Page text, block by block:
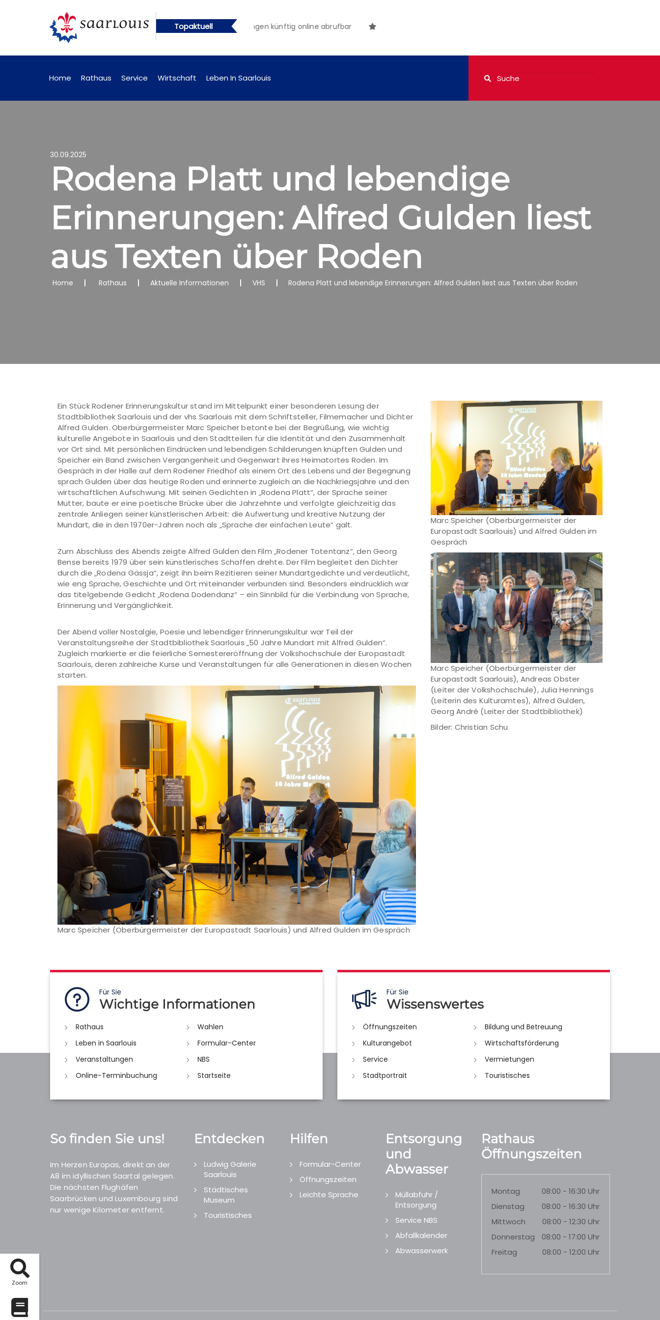
Zoom
Topaktuell
künftig online abrufbar Öffentliche Bekanntmachungen künftig online abrufbar
Home Rathaus Service Wirtschaft Leben In Saarlouis
30.09.2025
Rodena Platt und lebendige
Erinnerungen: Alfred Gulden liest
aus Texten über Roden
Home Rathaus Aktuelle Informationen VHS Rodena Platt und lebendige Erinnerungen: Alfred Gulden liest aus Texten über Roden
Ein Stück Rodener Erinnerungskultur stand im Mittelpunkt einer besonderen Lesung der
Stadtbibliothek Saarlouis und der vhs Saarlouis mit dem Schriftsteller, Filmemacher und Dichter
Alfred Gulden. Oberbürgermeister Marc Speicher betonte bei der Begrüßung, wie wichtig
kulturelle Angebote in Saarlouis und den Stadtteilen für die Identität und den Zusammenhalt
vor Ort sind. Mit persönlichen Eindrücken und lebendigen Schilderungen knüpften Gulden und
Speicher ein Band zwischen Vergangenheit und Gegenwart ihres Heimatortes Roden. Im
Gespräch in der Halle auf dem Rodener Friedhof als einem Ort des Lebens und der Begegnung
sprach Gulden über das heutige Roden und erinnerte zugleich an die Nachkriegsjahre und den
wirtschaftlichen Aufschwung. Mit seinen Gedichten in „Rodena Platt“, der Sprache seiner
Mutter, baute er eine poetische Brücke über die Jahrzehnte und verfolgte gleichzeitig das
zentrale Anliegen seiner künstlerischen Arbeit: die Aufwertung und kreative Nutzung der
Mundart, die in den 1970er-Jahren noch als „Sprache der einfachen Leute“ galt.
Zum Abschluss des Abends zeigte Alfred Gulden den Film „Rodener Totentanz“, den Georg
Bense bereits 1979 über sein künstlerisches Schaffen drehte. Der Film begleitet den Dichter
durch die „Rodena Gässja“, zeigt ihn beim Rezitieren seiner Mundartgedichte und verdeutlicht,
wie eng Sprache, Geschichte und Ort miteinander verbunden sind. Besonders eindrücklich war
das titelgebende Gedicht „Rodena Dodendanz“ – ein Sinnbild für die Verbindung von Sprache,
Erinnerung und Vergänglichkeit.
Der Abend voller Nostalgie, Poesie und lebendiger Erinnerungskultur war Teil der
Veranstaltungsreihe der Stadtbibliothek Saarlouis „50 Jahre Mundart mit Alfred Gulden“.
Zugleich markierte er die feierliche Semestereröffnung der Volkshochschule der Europastadt
Saarlouis, deren zahlreiche Kurse und Veranstaltungen für alle Generationen in diesen Wochen
starten.
Marc Speicher (Oberbürgermeister der Europastadt Saarlouis) und Alfred Gulden im Gespräch
Marc Speicher (Oberbürgermeister der
Europastadt Saarlouis) und Alfred Gulden im
Gespräch
Marc Speicher (Oberbürgermeister der
Europastadt Saarlouis), Andreas Obster
(Leiter der Volkshochschule), Julia Hennings
(Leiterin des Kulturamtes), Alfred Gulden,
Georg André (Leiter der Stadtbibliothek)
Bilder: Christian Schu
Für Sie
Wichtige Informationen
Rathaus
Wahlen
Leben in Saarlouis
Formular-Center
Veranstaltungen
NBS
Online-Terminbuchung
Startseite
Für Sie
Wissenswertes
Öffnungszeiten
Bildung und Betreuung
Kulturangebot
Wirtschaftsförderung
Service
Vermietungen
Stadtportrait
Touristisches
So finden Sie uns!
Im Herzen Europas, direkt an der
A8 im idyllischen Saartal gelegen.
Die nächsten Flughäfen
Saarbrücken und Luxembourg sind
nur wenige Kilometer entfernt.
Entdecken
Ludwig Galerie
Saarlouis
Städtisches
Museum
Touristisches
Hilfen
Formular-Center
Öffnungszeiten
Leichte Sprache
Entsorgung
und
Abwasser
Müllabfuhr /
Entsorgung
Service NBS
Abfallkalender
Abwasserwerk
Rathaus
Öffnungszeiten
Montag
08:00 - 16:30 Uhr
Dienstag
08:00 - 16:30 Uhr
Mittwoch
08:00 - 12:30 Uhr
Donnerstag
08:00 - 17:00 Uhr
Freitag
08:00 - 12:00 Uhr